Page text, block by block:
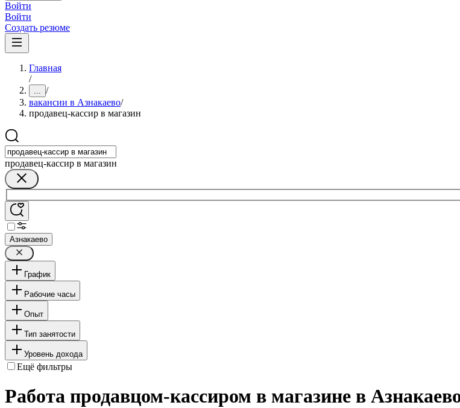
Войти
Войти
Создать резюме
Главная
/
... /
вакансии в Азнакаево/
продавец-кассир в магазин
продавец-кассир в магазин
Азнакаево
График
Рабочие часы
Опыт
Тип занятости
Уровень дохода
Ещё фильтры
Работа продавцом-кассиром в магазине в